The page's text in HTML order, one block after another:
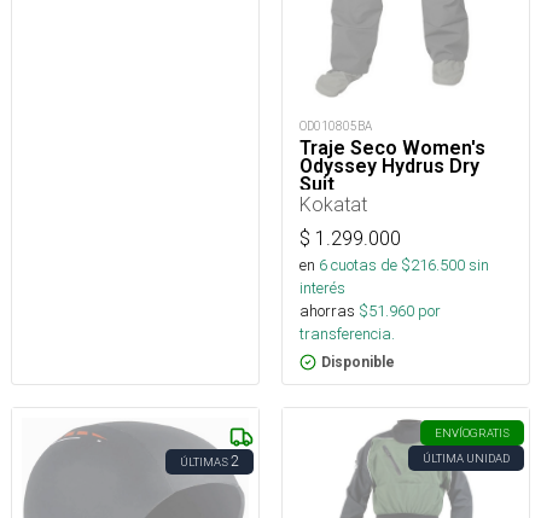
OD010805BA
Traje Seco Women's
Odyssey Hydrus Dry
Suit
Kokatat
$ 1.299.000
en 6cuotas de $216.500sin
interés
ahorras $51.960 por
transferencia.
Disponible
ÚLTIMAS2
ENVÍOGRATIS
ÚLTIMA UNIDAD